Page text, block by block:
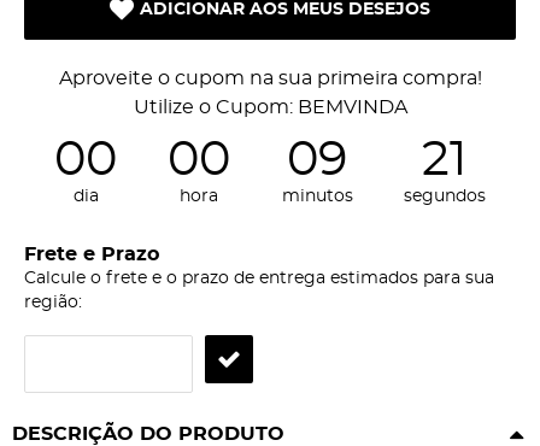
ADICIONAR AOS MEUS DESEJOS
Aproveite o cupom na sua primeira compra!
Utilize o Cupom: BEMVINDA
00
dia
00
hora
09
minutos
21
segundos
Frete e Prazo
Calcule o frete e o prazo de entrega estimados para sua
região:
DESCRIÇÃO DO PRODUTO